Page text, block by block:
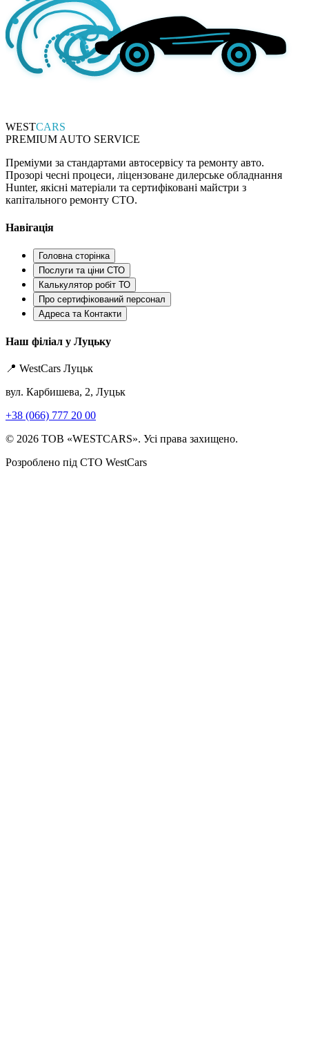
WESTCARS
PREMIUM AUTO SERVICE
Преміуми за стандартами автосервісу та ремонту авто.
Прозорі чесні процеси, ліцензоване дилерське обладнання
Hunter, якісні матеріали та сертифіковані майстри з
капітального ремонту СТО.
Навігація
Головна сторінка
Послуги та ціни СТО
Калькулятор робіт ТО
Про сертифікований персонал
Адреса та Контакти
Наш філіал у Луцьку
📍 WestCars Луцьк
вул. Карбишева, 2, Луцьк
+38 (066) 777 20 00
© 2026 ТОВ «WESTCARS». Усі права захищено.
Розроблено під СТО WestCars